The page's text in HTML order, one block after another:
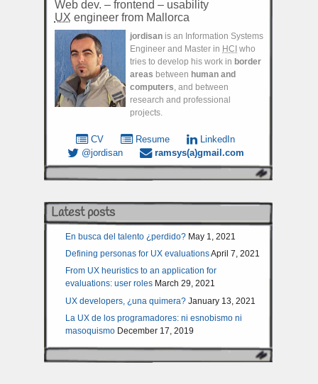
Web dev. – frontend – usability
UX engineer from Mallorca
jordisan is an Information Systems
Engineer and Master in HCI who
tries to develop his work in border
areas between human and
computers, and between
research and professional
projects.
CV Resume
LinkedIn
@jordisan
ramsys(a)gmail.com
Latest posts
En busca del talento ¿perdido? May 1, 2021
Defining personas for UX evaluationsApril 7, 2021
From UX heuristics to an application for
evaluations: user roles March 29, 2021
UX developers, ¿una quimera? January 13, 2021
La UX de los programadores: ni esnobismo ni
masoquismo December 17, 2019